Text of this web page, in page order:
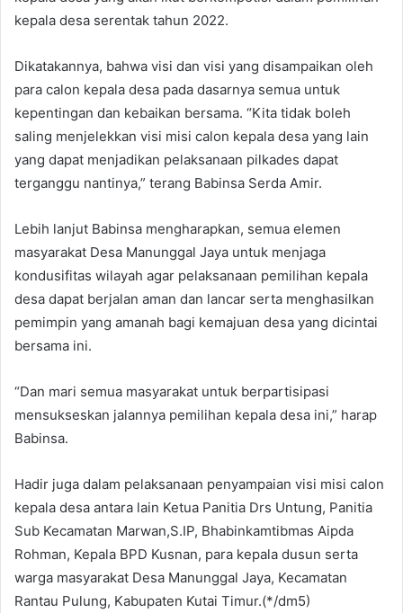
kepala desa serentak tahun 2022.
Dikatakannya, bahwa visi dan visi yang disampaikan oleh
para calon kepala desa pada dasarnya semua untuk
kepentingan dan kebaikan bersama. “Kita tidak boleh
saling menjelekkan visi misi calon kepala desa yang lain
yang dapat menjadikan pelaksanaan pilkades dapat
terganggu nantinya,” terang Babinsa Serda Amir.
Lebih lanjut Babinsa mengharapkan, semua elemen
masyarakat Desa Manunggal Jaya untuk menjaga
kondusifitas wilayah agar pelaksanaan pemilihan kepala
desa dapat berjalan aman dan lancar serta menghasilkan
pemimpin yang amanah bagi kemajuan desa yang dicintai
bersama ini.
“Dan mari semua masyarakat untuk berpartisipasi
mensukseskan jalannya pemilihan kepala desa ini,” harap
Babinsa.
Hadir juga dalam pelaksanaan penyampaian visi misi calon
kepala desa antara lain Ketua Panitia Drs Untung, Panitia
Sub Kecamatan Marwan,S.IP, Bhabinkamtibmas Aipda
Rohman, Kepala BPD Kusnan, para kepala dusun serta
warga masyarakat Desa Manunggal Jaya, Kecamatan
Rantau Pulung, Kabupaten Kutai Timur.(*/dm5)